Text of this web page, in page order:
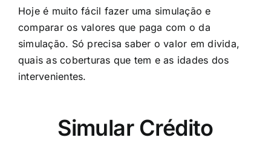
Hoje é muito fácil fazer uma simulação e
comparar os valores que paga com o da
simulação. Só precisa saber o valor em divida,
quais as coberturas que tem e as idades dos
intervenientes.​
Simular Crédito